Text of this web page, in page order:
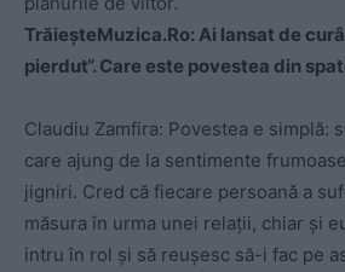
TrăieşteMuzica.Ro: Ai lansat de
pierdut“. Care este povestea din
Claudiu Zamfira: Povestea e simplă:
care ajung de la sentimente
jigniri. Cred că fiecare persoană a
măsura în urma unei relații, chiar și
intru în rol și să reușesc să-i fac pe